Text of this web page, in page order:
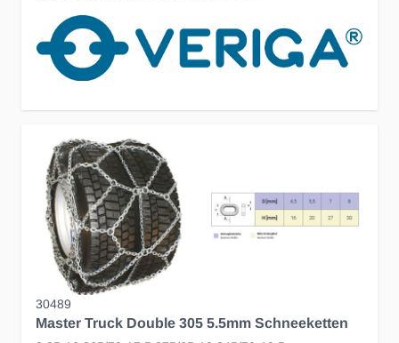
30489
Master Truck Double 305 5.5mm Schneeketten